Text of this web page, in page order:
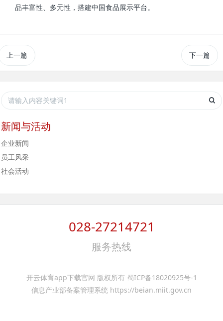
品丰富性、多元性，搭建中国食品展示平台。
上一篇 下一篇
新闻与活动
企业新闻
员工风采
社会活动
028-27214721
服务热线
开云体育app下载官网 版权所有 蜀ICP备18020925号-1
信息产业部备案管理系统 https://beian.miit.gov.cn